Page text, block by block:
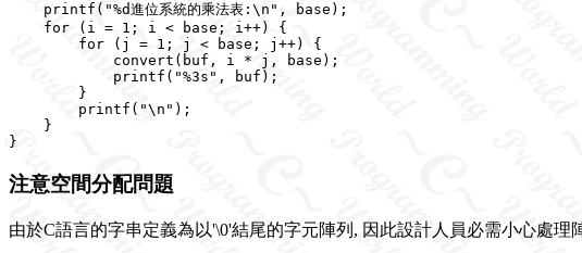
    printf("%d進位系統的乘法表:\n", base);
    for (i = 1; i < base; i++) {
        for (j = 1; j < base; j++) {
            convert(buf, i * j, base);
            printf("%3s", buf);
        }
        printf("\n");
    }
注意空間分配問題
由於C語言的字串定義為以'\0'結尾的字元陣列, 因此設計人員必需小心處理